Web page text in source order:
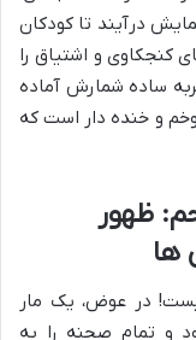
درآیند تا کودکان
کنجکاوی و اشتیاق را
ساده شمارش آماده
وخم و خنده دار است که
ظهور
ها
در عوض، یک مار
و تمام صحنه را به